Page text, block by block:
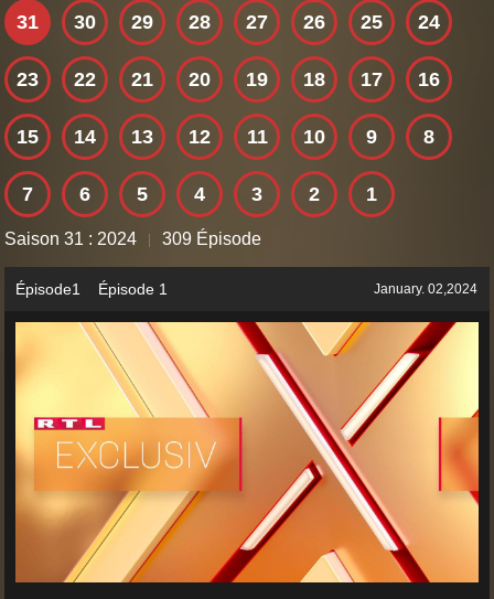
31 30 29 28 27 26 25 24
23 22 21 20 19 18 17 16
15 14 13 12 11 10 9 8
7 6 5 4 3 2 1
Saison 31 : 2024 309 Épisode
Épisode1 Épisode 1 January. 02,2024
AD